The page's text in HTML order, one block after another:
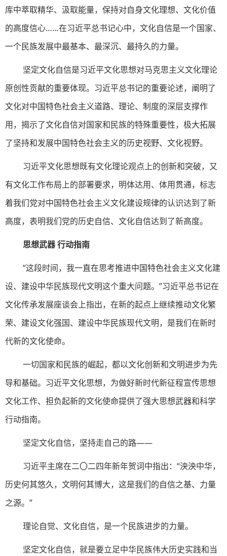
库中萃取精华、汲取能量，保持对自身文化理想、文化价值
的高度信心……在习近平总书记心中，文化自信是一个国家、
一个民族发展中最基本、最深沉、最持久的力量。
坚定文化自信是习近平文化思想对马克思主义文化理论
原创性贡献的重要体现。习近平总书记的重要论述，阐明了
文化对中国特色社会主义道路、理论、制度的深层支撑作
用，揭示了文化自信对国家和民族的特殊重要性，极大拓展
了坚持和发展中国特色社会主义的历史视野、文化视野。
习近平文化思想既有文化理论观点上的创新和突破，又
有文化工作布局上的部署要求，明体达用、体用贯通，标志
着我们党对中国特色社会主义文化建设规律的认识达到了新
高度，表明我们党的历史自信、文化自信达到了新高度。
思想武器 行动指南
“这段时间，我一直在思考推进中国特色社会主义文化建
设、建设中华民族现代文明这个重大问题。”习近平总书记在
文化传承发展座谈会上指出，在新的起点上继续推动文化繁
荣、建设文化强国、建设中华民族现代文明，是我们在新时
代新的文化使命。
一切国家和民族的崛起，都以文化创新和文明进步为先
导和基础。习近平文化思想，为做好新时代新征程宣传思想
文化工作、担负起新的文化使命提供了强大思想武器和科学
行动指南。
坚定文化自信，坚持走自己的路——
习近平主席在二〇二四年新年贺词中指出：“泱泱中华，
历史何其悠久，文明何其博大，这是我们的自信之基、力量
之源。”
理论自觉、文化自信，是一个民族进步的力量。
坚定文化自信，就是要立足中华民族伟大历史实践和当